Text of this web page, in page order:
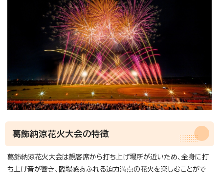
葛飾納涼花火大会の特徴
葛飾納涼花火大会は観客席から打ち上げ場所が近いため、全身に打
ち上げ音が響き、臨場感あふれる迫力満点の花火を楽しむことがで